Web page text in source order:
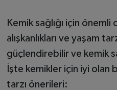
Kemik sağlığı için
alışkanlıkları ve yaşam
güçlendirebilir ve kemik
İşte kemikler için iyi olan
tarzı önerileri: